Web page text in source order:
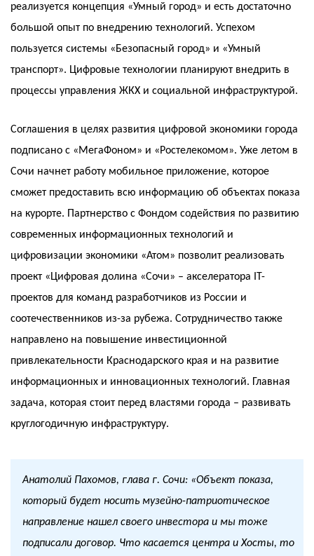
реализуется концепция «Умный город» и есть достаточно
большой опыт по внедрению технологий. Успехом
пользуется системы «Безопасный город» и «Умный
транспорт». Цифровые технологии планируют внедрить в
процессы управления ЖКХ и социальной инфраструктурой.
Соглашения в целях развития цифровой экономики города
подписано с «МегаФоном» и «Ростелекомом». Уже летом в
Сочи начнет работу мобильное приложение, которое
сможет предоставить всю информацию об объектах показа
на курорте. Партнерство с Фондом содействия по развитию
современных информационных технологий и
цифровизации экономики «Атом» позволит реализовать
проект «Цифровая долина «Сочи» – акселератора IT-
проектов для команд разработчиков из России и
соотечественников из-за рубежа. Сотрудничество также
направлено на повышение инвестиционной
привлекательности Краснодарского края и на развитие
информационных и инновационных технологий. Главная
задача, которая стоит перед властями города – развивать
круглогодичную инфраструктуру.
Анатолий Пахомов, глава г. Сочи: «Объект показа,
который будет носить музейно-патриотическое
направление нашел своего инвестора и мы тоже
подписали договор. Что касается центра и Хосты, то